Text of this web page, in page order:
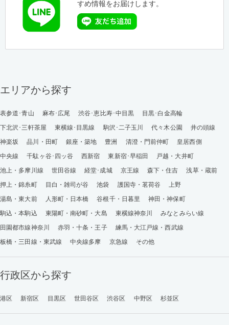
すめ情報をお届けします。
エリアから探す
表参道･青山 麻布･広尾 渋谷･恵比寿･中目黒
目黒･白金高輪
下北沢･三軒茶屋
東横線･目黒線 駒沢･二子玉川 代々木公園
井の頭線
神楽坂
品川・田町 銀座・築地 豊洲 清澄・門前仲町
皇居西側
中央線
千駄ヶ谷･四ッ谷 西新宿 東新宿･早稲田
戸越・大井町
池上・多摩川線
世田谷線 経堂･成城 京王線 森下・住吉
浅草・蔵前
押上・錦糸町
目白・雑司が谷 池袋 護国寺・茗荷谷
上野
湯島・東大前
人形町・日本橋 谷根千・日暮里
神田・神保町
駒込・本駒込
東陽町・南砂町・大島 東横線神奈川
みなとみらい線
田園都市線神奈川
赤羽・十条・王子
練馬・大江戸線・西武線
板橋・三田線・東武線
中央線多摩 京急線 その他
行政区から探す
港区 新宿区 目黒区 世田谷区 渋谷区 中野区 杉並区